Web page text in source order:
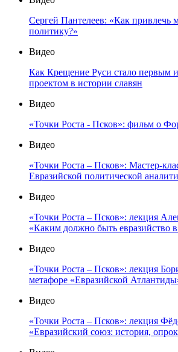
Сергей Пантелеев: «Как привлечь
политику?»
Видео
Как Крещение Руси стало первым
проектом в истории славян
Видео
«Точки Роста - Псков»: фильм о
Видео
«Точки Роста – Псков»: Мастер-
Евразийской политической
Видео
«Точки Роста – Псков»: лекция
«Каким должно быть евразийство
Видео
«Точки Роста – Псков»: лекция
метафоре «Евразийской
Видео
«Точки Роста – Псков»: лекция
«Евразийский союз: история,